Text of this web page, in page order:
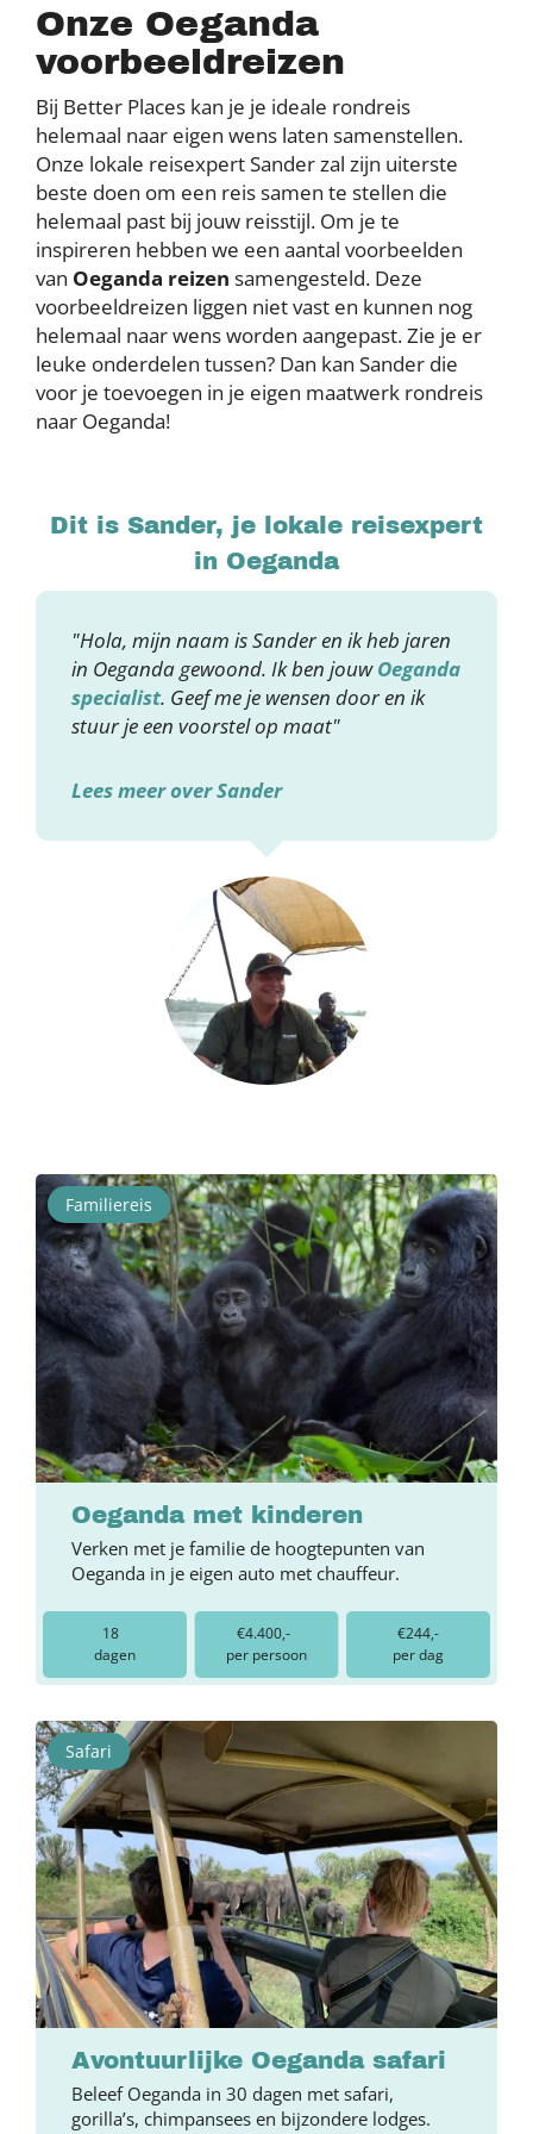
Onze Oeganda
voorbeeldreizen
Bij Better Places kan je je ideale rondreis
helemaal naar eigen wens laten samenstellen.
Onze lokale reisexpert Sander zal zijn uiterste
beste doen om een reis samen te stellen die
helemaal past bij jouw reisstijl. Om je te
inspireren hebben we een aantal voorbeelden
van Oeganda reizen samengesteld. Deze
voorbeeldreizen liggen niet vast en kunnen nog
helemaal naar wens worden aangepast. Zie je er
leuke onderdelen tussen? Dan kan Sander die
voor je toevoegen in je eigen maatwerk rondreis
naar Oeganda!
Dit is Sander, je lokale reisexpert
in Oeganda
"Hola, mijn naam is Sander en ik heb jaren
in Oeganda gewoond. Ik ben jouwOeganda
specialist. Geef me je wensen door en ik
stuur je een voorstel op maat"
Lees meer over Sander
Familiereis
Oeganda met kinderen
Verken met je familie de hoogtepunten van
Oeganda in je eigen auto met chauffeur.
18
dagen
€4.400,-
per persoon
€244,-
per dag
Safari
Avontuurlijke Oeganda safari
Beleef Oeganda in 30 dagen met safari,
gorilla’s, chimpansees en bijzondere lodges.